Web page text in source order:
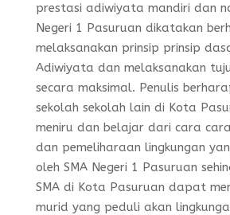
prestasi adiwiyata mandiri dan
Negeri 1 Pasuruan dikatakan
melaksanakan prinsip prinsip
Adiwiyata dan melaksanakan
secara maksimal. Penulis
sekolah sekolah lain di Kota
meniru dan belajar dari cara
dan pemeliharaan lingkungan
oleh SMA Negeri 1 Pasuruan
SMA di Kota Pasuruan dapat
murid yang peduli akan